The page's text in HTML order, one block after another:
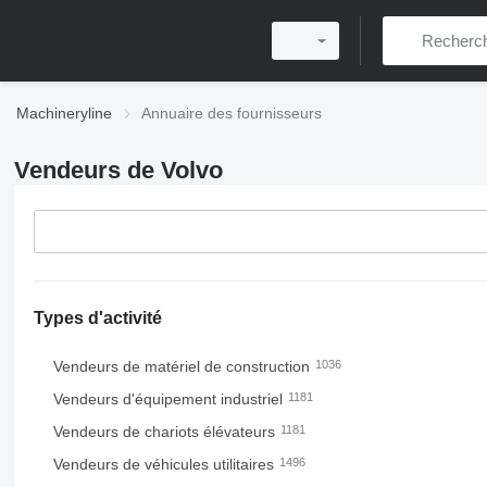
Machineryline Annuaire des fournisseurs
Vendeurs de Volvo
Types d'activité
Vendeurs de matériel de construction 1036
Vendeurs d'équipement industriel 1181
Vendeurs de chariots élévateurs 1181
Vendeurs de véhicules utilitaires 1496